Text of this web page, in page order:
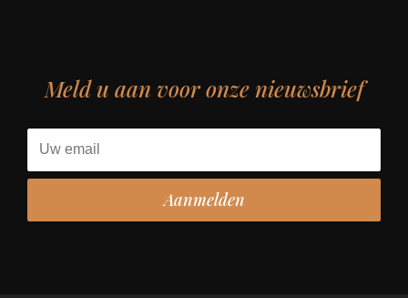
Meld u aan voor onze nieuwsbrief